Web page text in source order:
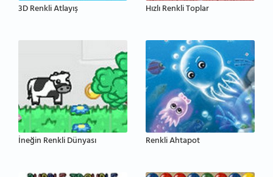
3D Renkli Atlayış Hızlı Renkli Toplar
İneğin Renkli Dünyası Renkli Ahtapot